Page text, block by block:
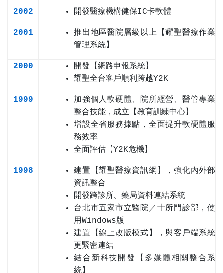
2002 開發醫療機構健保IC卡軟體
2001
推出地區醫院層級以上【耀聖醫療作業
管理系統】
2000
開發【網路申報系統】
耀聖全台客戶順利跨越Y2K
1999
加強個人軟硬體、院所經營、醫管專業
整合技能，成立【教育訓練中心】
增設全省服務據點，全面提升軟硬體服
務效率
全面評估【Y2K危機】
1998
建置【耀聖醫療資訊網】，強化內外部
資訊整合
開發跨診所、藥局資料連結系統
台北市五家市立醫院／十所門診部，使
用Windows版
建置【線上改版模式】，與客戶端系統
更緊密連結
結合新科技開發【多媒體相關整合系
統】